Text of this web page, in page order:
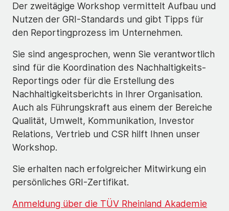
Der zweitägige Workshop vermittelt Aufbau und
Nutzen der GRI-Standards und gibt Tipps für
den Reportingprozess im Unternehmen.
Sie sind angesprochen, wenn Sie verantwortlich
sind für die Koordination des Nachhaltigkeits-
Reportings oder für die Erstellung des
Nachhaltigkeitsberichts in Ihrer Organisation.
Auch als Führungskraft aus einem der Bereiche
Qualität, Umwelt, Kommunikation, Investor
Relations, Vertrieb und CSR hilft Ihnen unser
Workshop.
Sie erhalten nach erfolgreicher Mitwirkung ein
persönliches GRI-Zertifikat.
Anmeldung über die TÜV Rheinland Akademie